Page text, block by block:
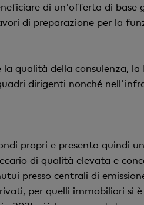
di un'offerta di
di preparazione per la
qualità della consulenza,
dirigenti nonché
propri e presenta quindi
di qualità elevata e
presso centrali di
per quelli immobiliari si